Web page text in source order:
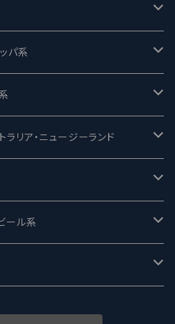
ルーイング
ストーリー
Y.Market Brewing
ムズ
ゴライアス
トーン
パ系
ドッグ
グ イン
ブダークネス
リア・ニュージーランド
ジ
ドリッジー
ンスピレーターズ
ール系